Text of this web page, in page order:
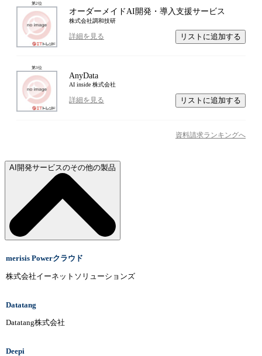
第2位
オーダーメイドAI開発・導入支援サービス
株式会社調和技研
詳細を見る リストに追加する
第3位
AnyData
AI inside 株式会社
詳細を見る リストに追加する
資料請求ランキングへ
AI開発サービスのその他の製品
merisis Powerクラウド
株式会社イーネットソリューションズ
Datatang
Datatang株式会社
Deepi